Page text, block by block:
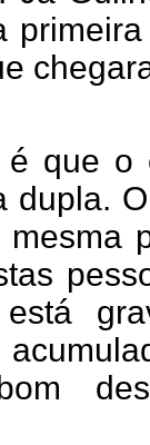
que o
dupla.
mesma